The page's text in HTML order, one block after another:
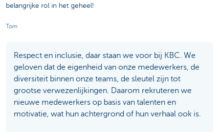
belangrijke rol in het geheel!
Tom
Respect en inclusie, daar staan we voor bij KBC. We
geloven dat de eigenheid van onze medewerkers, de
diversiteit binnen onze teams, de sleutel zijn tot
grootse verwezenlijkingen. Daarom rekruteren we
nieuwe medewerkers op basis van talenten en
motivatie, wat hun achtergrond of hun verhaal ook is.